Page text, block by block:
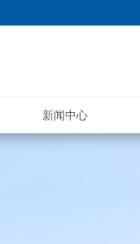
新闻中心